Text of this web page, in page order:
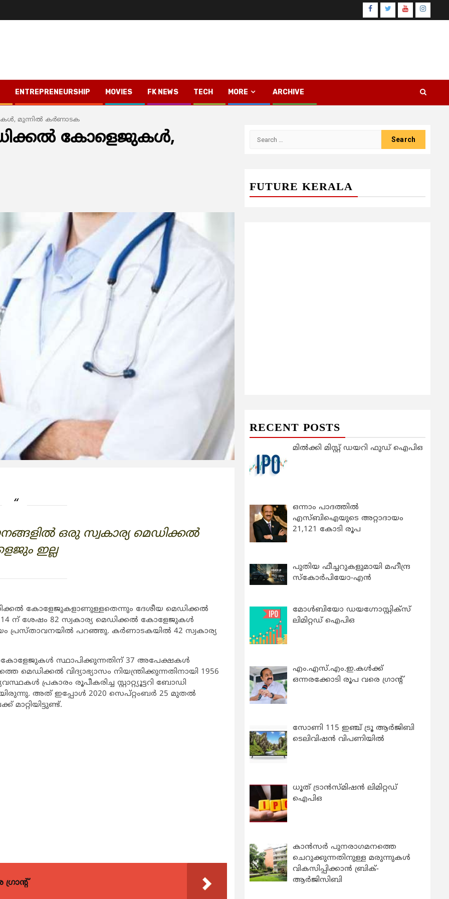
Facebook
TwitterYoutube
ENTREPRENEURSHIP MOVIES FK NEWS TECH MORE ARCHIVE
മുന്നില്‍ കര്‍ണാടക
കോളെജുകള്‍,
ഒരു സ്വകാര്യ മെഡിക്കല്‍
ഇല്ല
കോളേജുകളാണുള്ളതെന്നും ദേശീയ മെഡിക്കല്‍
ന് ശേഷം 82 സ്വകാര്യ മെഡിക്കല്‍ കോളേജുകള്‍
പ്രസ്താവനയില്‍ പറഞ്ഞു. കര്‍ണാടകയില്‍ 42 സ്വകാര്യ
കോളേജുകള്‍ സ്ഥാപിക്കുന്നതിന് 37 അപേക്ഷകള്‍
മെഡിക്കല്‍ വിദ്യാഭ്യാസം നിയന്ത്രിക്കുന്നതിനായി 1956
പ്രകാരം രൂപീകരിച്ച സ്റ്റാറ്റ്യൂട്ടറി ബോഡി
അത് ഇപ്പോള്‍ 2020 സെപ്റ്റംബര്‍ 25 മുതല്‍
FUTURE KERALA
RECENT POSTS
മിൽക്കി മിസ്റ്റ് ഡയറി ഫുഡ് ഐപിഒ
ഒന്നാം പാദത്തിൽ
എസ്ബിഐയുടെ അറ്റാദായം
21,121 കോടി രൂപ
പുതിയ ഫീച്ചറുകളുമായി മഹീന്ദ്ര
സ്കോർപിയോ-എൻ
മോൾബിയോ ഡയഗ്നോസ്റ്റിക്സ്
ലിമിറ്റഡ് ഐപിഒ
എം.എസ്.എം.ഇ.കൾക്ക്
ഒന്നരക്കോടി രൂപ വരെ ഗ്രാന്റ്
സോണി 115 ഇഞ്ച് ട്രൂ ആർജിബി
ടെലിവിഷൻ വിപണിയിൽ
ധൂത് ട്രാൻസ്മിഷൻ ലിമിറ്റഡ്
ഐപിഒ
കാന്‍സര്‍ പുനരാഗമനത്തെ
ചെറുക്കുന്നതിനുള്ള മരുന്നുകള്‍
വികസിപ്പിക്കാന്‍ ബ്രിക്-
ആര്‍ജിസിബി